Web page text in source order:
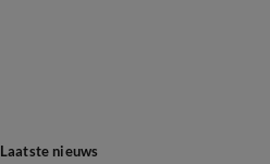
Laatste nieuws